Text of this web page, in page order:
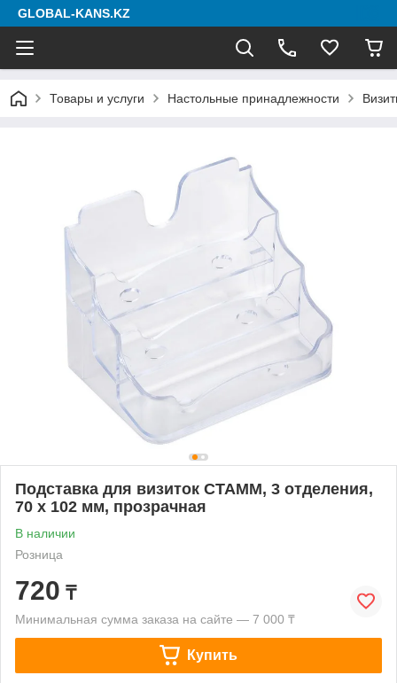
GLOBAL-KANS.KZ
Товары и услуги Настольные принадлежности
Подставка для визиток СТАММ, 3 отделения,
70 х 102 мм, прозрачная
В наличии
Розница
720 ₸
Минимальная сумма заказа на сайте — 7 000 ₸
Купить